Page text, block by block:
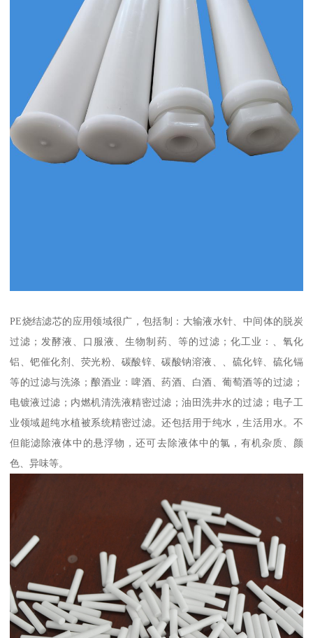
PE烧结滤芯的应用领域很广，包括制：大输液水针、中间体的脱炭
过滤；发酵液、口服液、生物制药、等的过滤；化工业：、氧化
铝、钯催化剂、荧光粉、碳酸锌、碳酸钠溶液、、硫化锌、硫化镉
等的过滤与洗涤；酿酒业：啤酒、药酒、白酒、葡萄酒等的过滤；
电镀液过滤；内燃机清洗液精密过滤；油田洗井水的过滤；电子工
业领域超纯水植被系统精密过滤。还包括用于纯水，生活用水。不
但能滤除液体中的悬浮物，还可去除液体中的氯，有机杂质、颜
色、异味等。